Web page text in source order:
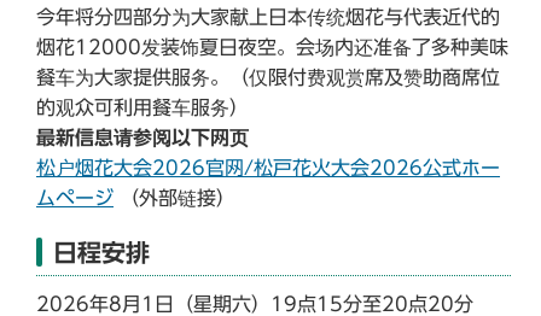
今年将分四部分为大家献上日本传统烟花与代表近代的
烟花12000发装饰夏日夜空。会场内还准备了多种美味
餐车为大家提供服务。（仅限付费观赏席及赞助商席位
的观众可利用餐车服务）
最新信息请参阅以下网页
松户烟花大会2026官网/松戸花火大会2026公式ホー
ムページ （外部链接）
日程安排
2026年8月1日（星期六）19点15分至20点20分